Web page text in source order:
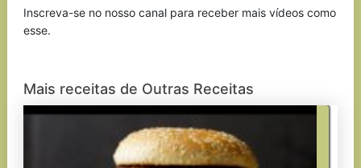
Inscreva-se no nosso canal para receber mais vídeos como
esse.
Mais receitas de Outras Receitas